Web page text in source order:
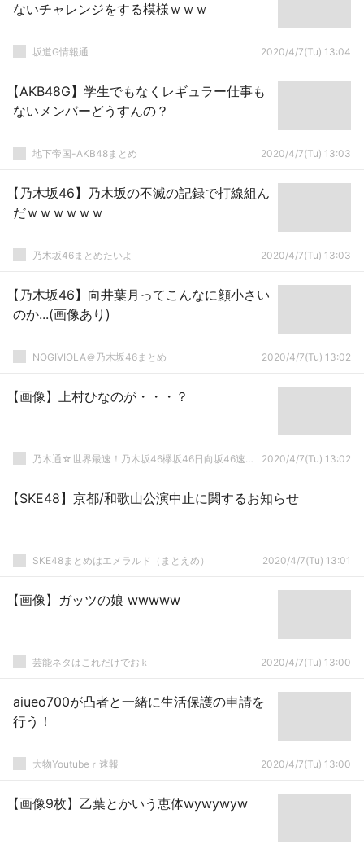
ないチャレンジをする模様ｗｗｗ
坂道G情報通 2020/4/7(Tu) 13:04
【AKB48G】学生でもなくレギュラー仕事も
ないメンバーどうすんの？
地下帝国-AKB48まとめ 2020/4/7(Tu) 13:03
【乃木坂46】乃木坂の不滅の記録で打線組ん
だｗｗｗｗｗｗ
乃木坂46まとめたいよ 2020/4/7(Tu) 13:03
【乃木坂46】向井葉月ってこんなに顔小さい
のか...(画像あり)
NOGIVIOLA＠乃木坂46まとめ 2020/4/7(Tu) 13:02
【画像】上村ひなのが・・・？
乃木通☆世界最速！乃木坂46欅坂46日向坂46速報まとめ 2020/4/7(Tu) 13:02
【SKE48】京都/和歌山公演中止に関するお知らせ
SKE48まとめはエメラルド（まとえめ） 2020/4/7(Tu) 13:01
【画像】ガッツの娘 wwwww
芸能ネタはこれだけでおｋ 2020/4/7(Tu) 13:00
aiueo700が凸者と一緒に生活保護の申請を
行う！
大物Youtubeｒ速報 2020/4/7(Tu) 13:00
【画像9枚】乙葉とかいう恵体wywywyw